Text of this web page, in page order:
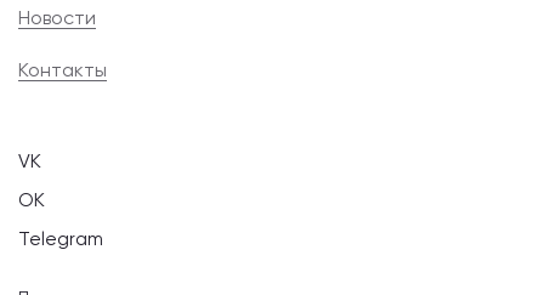
Новости
Контакты
VK
OK
Telegram